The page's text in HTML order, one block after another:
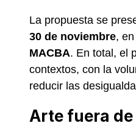
La propuesta se
30 de noviembre,
MACBA. En total, el
contextos, con la
reducir las
Arte fuera